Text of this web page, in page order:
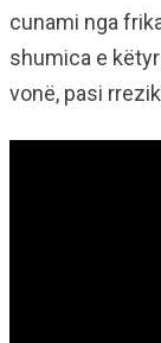
cunami nga
shumica e
vonë, pasi